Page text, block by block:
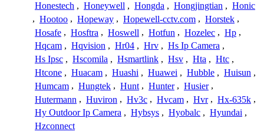
Honestech , Honeywell , Hongda , Hongjingtian , Honic
, Hootoo , Hopeway , Hopewell-cctv.com , Horstek ,
Hosafe , Hosftra , Hoswell , Hotfun , Hozelec , Hp ,
Hqcam , Hqvision , Hr04 , Hrv , Hs Ip Camera ,
Hs Ipsc , Hscomila , Hsmartlink , Hsv , Hta , Htc ,
Htcone , Huacam , Huashi , Huawei , Hubble , Huisun ,
Humcam , Hungtek , Hunt , Hunter , Husier ,
Hutermann , Huviron , Hv3c , Hvcam , Hvr , Hx-635k ,
Hy Outdoor Ip Camera , Hybsys , Hyobalc , Hyundai ,
Hzconnect